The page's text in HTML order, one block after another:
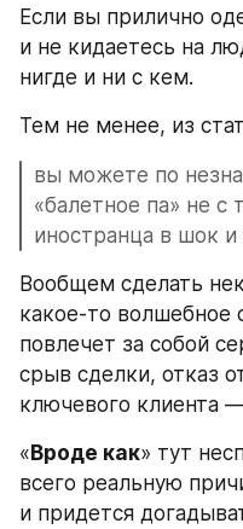
Если вы прилично
и не кидаетесь на
нигде и ни с кем.
вы можете по
«балетное па» не с
иностранца в шок
Вообщем сделать
какое-то волшебное
повлечет за собой
срыв сделки, отказ
ключевого клиента
«Вроде как» тут
всего реальную
и придется